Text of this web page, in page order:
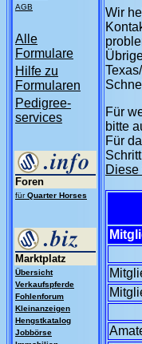
AGB
Alle
Formulare
Hilfe zu
Formularen
Pedigree-
services
Foren
fürQuarter Horses
Marktplatz
Übersicht
Verkaufspferde
Fohlenforum
Kleinanzeigen
Hengstkatalog
Jobbörse
Wir
Für
bitte
Für
Diese